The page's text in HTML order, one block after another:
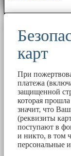
карт
При
платежа
защищенной
которая
значит, что
(реквизиты
поступают в
и никто, в том
персональные